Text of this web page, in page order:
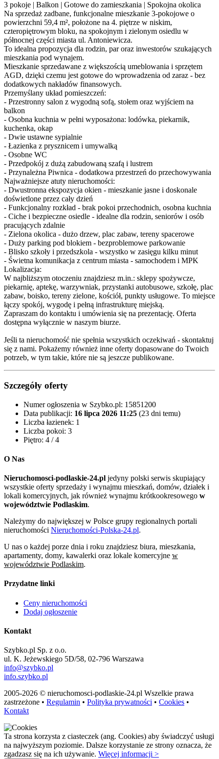
3 pokoje | Balkon | Gotowe do zamieszkania | Spokojna okolica
Na sprzedaż zadbane, funkcjonalne mieszkanie 3-pokojowe o
powierzchni 59,4 m², położone na 4. piętrze w niskim,
czteropiętrowym bloku, na spokojnym i zielonym osiedlu w
północnej części miasta ul. Antoniewicza.
To idealna propozycja dla rodzin, par oraz inwestorów szukających
mieszkania pod wynajem.
Mieszkanie sprzedawane z większością umeblowania i sprzętem
AGD, dzięki czemu jest gotowe do wprowadzenia od zaraz - bez
dodatkowych nakładów finansowych.
Przemyślany układ pomieszczeń:
- Przestronny salon z wygodną sofą, stołem oraz wyjściem na
balkon
- Osobna kuchnia w pełni wyposażona: lodówka, piekarnik,
kuchenka, okap
- Dwie ustawne sypialnie
- Łazienka z prysznicem i umywalką
- Osobne WC
- Przedpokój z dużą zabudowaną szafą i lustrem
- Przynależna Piwnica - dodatkowa przestrzeń do przechowywania
Najważniejsze atuty nieruchomości:
- Dwustronna ekspozycja okien - mieszkanie jasne i doskonale
doświetlone przez cały dzień
- Funkcjonalny rozkład - brak pokoi przechodnich, osobna kuchnia
- Ciche i bezpieczne osiedle - idealne dla rodzin, seniorów i osób
pracujących zdalnie
- Zielona okolica - dużo drzew, plac zabaw, tereny spacerowe
- Duży parking pod blokiem - bezproblemowe parkowanie
- Blisko szkoły i przedszkola - wszystko w zasięgu kilku minut
- Świetna komunikacja z centrum miasta - samochodem i MPK
Lokalizacja:
W najbliższym otoczeniu znajdziesz m.in.: sklepy spożywcze,
piekarnię, aptekę, warzywniak, przystanki autobusowe, szkołę, plac
zabaw, boisko, tereny zielone, kościół, punkty usługowe. To miejsce
łączy spokój, wygodę i pełną infrastrukturę miejską.
Zapraszam do kontaktu i umówienia się na prezentację. Oferta
dostępna wyłącznie w naszym biurze.
Jeśli ta nieruchomość nie spełnia wszystkich oczekiwań - skontaktuj
się z nami. Pokażemy również inne oferty dopasowane do Twoich
potrzeb, w tym takie, które nie są jeszcze publikowane.
Szczegóły oferty
Numer ogłoszenia w Szybko.pl: 15851200
Data publikacji: 16 lipca 2026 11:25 (23 dni temu)
Liczba łazienek: 1
Liczba pokoi: 3
Piętro: 4 / 4
O Nas
Nieruchomosci-podlaskie-24.pl jedyny polski serwis skupiający
wszystkie oferty sprzedaży i wynajmu mieszkań, domów, działek i
lokali komercyjnych, jak również wynajmu krótkookresowego w
województwie Podlaskim.
Należymy do największej w Polsce grupy regionalnych portali
nieruchomości Nieruchomości-Polska-24.pl.
U nas o każdej porze dnia i roku znajdziesz biura, mieszkania,
apartamenty, domy, kawalerki oraz lokale komercyjne w
województwie Podlaskim.
Przydatne linki
Ceny nieruchomości
Dodaj ogłoszenie
Kontakt
Szybko.pl Sp. z o.o.
ul. K. Jeżewskiego 5D/58, 02-796 Warszawa
info@szybko.pl
info.szybko.pl
2005-2026 © nieruchomosci-podlaskie-24.pl Wszelkie prawa
zastrzeżone • Regulamin • Polityka prywatności • Cookies •
Kontakt
Ta strona korzysta z ciasteczek (ang. Cookies) aby świadczyć usługi
na najwyższym poziomie. Dalsze korzystanie ze strony oznacza, że
zgadzasz się na ich używanie. Więcej informacji >